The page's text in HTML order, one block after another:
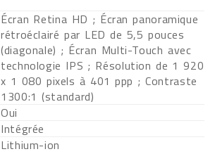
Écran Retina HD ; Écran panoramique
rétroéclairé par LED de 5,5 pouces
(diagonale) ; Écran Multi-Touch avec
technologie IPS ; Résolution de 1 920
x 1 080 pixels à 401 ppp ; Contraste
1300:1 (standard)
Oui
Intégrée
Lithium-ion